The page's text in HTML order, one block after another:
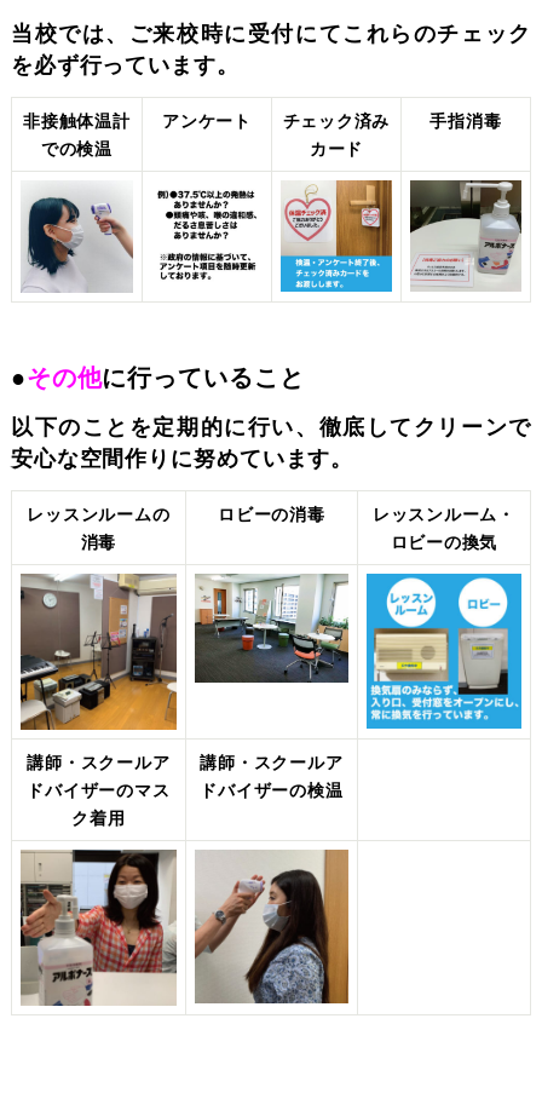
当校では、ご来校時に受付にてこれらのチェック
を必ず行っています。
非接触体温計
での検温
アンケート
チェック済み
カード
手指消毒
●その他に行っていること
以下のことを定期的に行い、徹底してクリーンで
安心な空間作りに努めています。
レッスンルームの
消毒
ロビーの消毒
レッスンルーム・
ロビーの換気
講師・スクールア
ドバイザーのマス
ク着用
講師・スクールア
ドバイザーの検温